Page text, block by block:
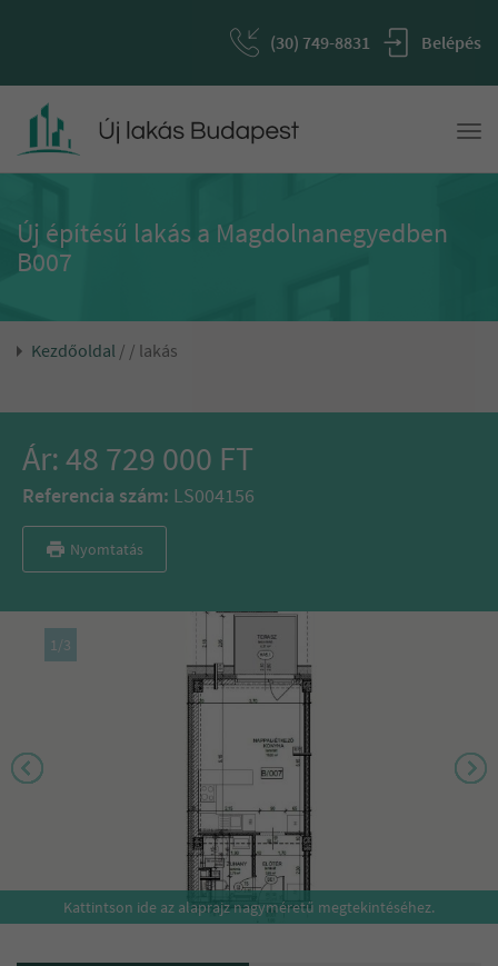
Belépés
(30) 749-8831
Új építésű lakás a Magdolnanegyedben
B007
Kezdőoldal / / lakás
Ár: 48 729 000 FT
Referencia szám: LS004156
Nyomtatás
1/3
Kattintson ide az alaprajz nagyméretű megtekintéséhez.